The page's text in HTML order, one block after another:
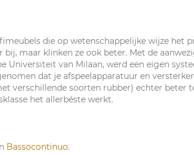
die op wetenschappelijke wijze het
maar klinken ze ook beter. Met de
van Milaan, werd een eigen
dat je afspeelapparatuur en
verschillende soorten rubber) echter beter
het allerbéste werkt.
Bassocontinuo.